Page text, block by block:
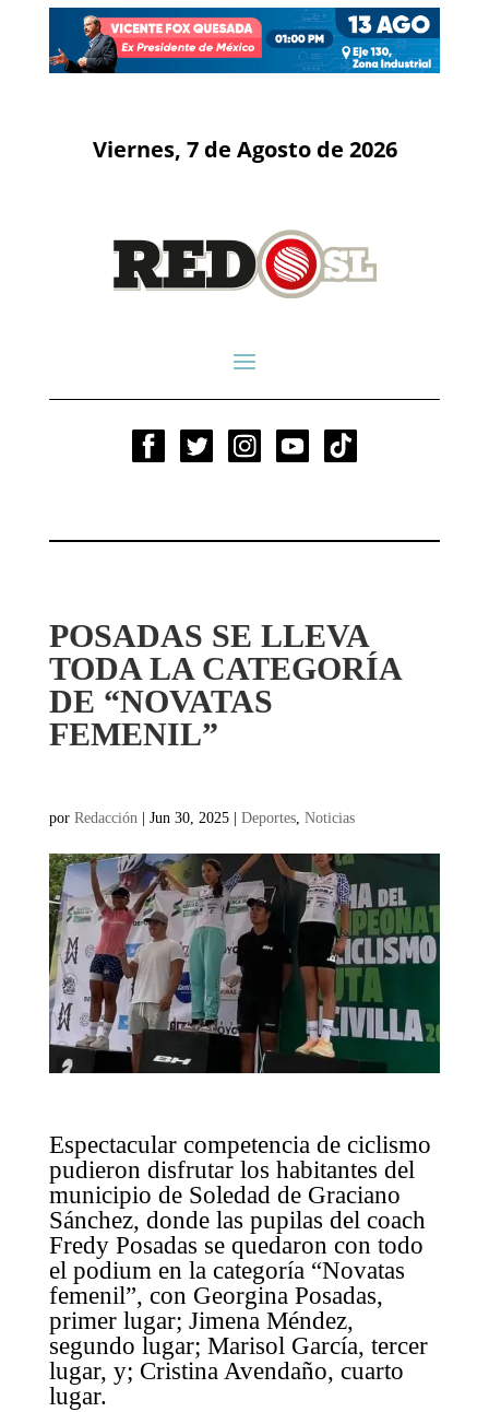
Viernes, 7 de Agosto de 2026
POSADAS SE LLEVA
TODA LA CATEGORÍA
DE “NOVATAS
FEMENIL”
por Redacción | Jun 30, 2025| Deportes, Noticias
Espectacular competencia de ciclismo
pudieron disfrutar los habitantes del
municipio de Soledad de Graciano
Sánchez, donde las pupilas del coach
Fredy Posadas se quedaron con todo
el podium en la categoría “Novatas
femenil”, con Georgina Posadas,
primer lugar; Jimena Méndez,
segundo lugar; Marisol García, tercer
lugar, y; Cristina Avendaño, cuarto
lugar.